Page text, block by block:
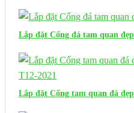
Lắp đặt Cổng đá tam quan
Lắp đặt Cổng tam quan đá